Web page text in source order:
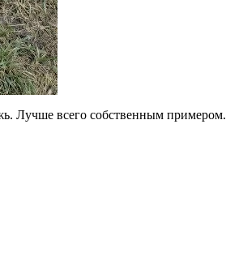
Лучше всего собственным примером.